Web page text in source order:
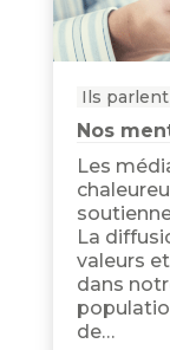
Ils
Nos
Les
La
valeurs
dans
de…